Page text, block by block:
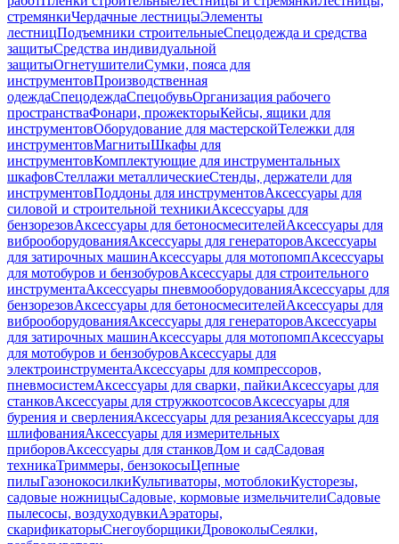
стремянкиЧердачные лестницыЭлементы
лестницПодъемники строительныеСпецодежда и средства
защитыСредства индивидуальной
защитыОгнетушителиСумки, пояса для
инструментовПроизводственная
одеждаСпецодеждаСпецобувьОрганизация рабочего
пространстваФонари, прожекторыКейсы, ящики для
инструментовОборудование для мастерскойТележки для
инструментовМагнитыШкафы для
инструментовКомплектующие для инструментальных
шкафовСтеллажи металлическиеСтенды, держатели для
инструментовПоддоны для инструментовАксессуары для
силовой и строительной техникиАксессуары для
бензорезовАксессуары для бетоносмесителейАксессуары для
виброоборудованияАксессуары для генераторовАксессуары
для затирочных машинАксессуары для мотопомпАксессуары
для мотобуров и бензобуровАксессуары для строительного
инструментаАксессуары пневмооборудованияАксессуары для
бензорезовАксессуары для бетоносмесителейАксессуары для
виброоборудованияАксессуары для генераторовАксессуары
для затирочных машинАксессуары для мотопомпАксессуары
для мотобуров и бензобуровАксессуары для
электроинструментаАксессуары для компрессоров,
пневмосистемАксессуары для сварки, пайкиАксессуары для
станковАксессуары для стружкоотсосовАксессуары для
бурения и сверленияАксессуары для резанияАксессуары для
шлифованияАксессуары для измерительных
приборовАксессуары для станковДом и садСадовая
техникаТриммеры, бензокосыЦепные
пилыГазонокосилкиКультиваторы, мотоблокиКусторезы,
садовые ножницыСадовые, кормовые измельчителиСадовые
пылесосы, воздуходувкиАэраторы,
скарификаторыСнегоуборщикиДровоколыСеялки,